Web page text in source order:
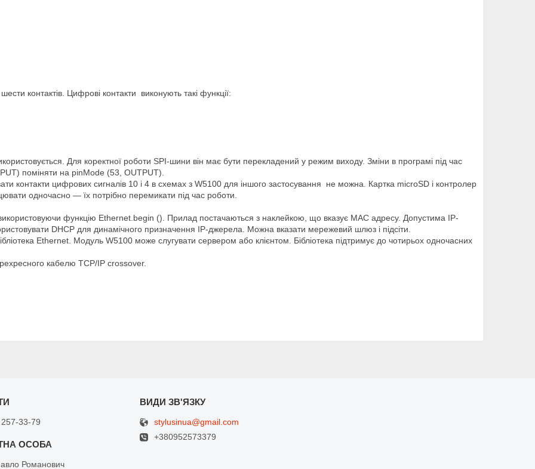
контактів. Цифрові контакти виконують такі функції:
Для коректної роботи SPI-шини він має бути перекладений у режим виходу. Зміни в програмі під час
поміняти на pinMode (53, OUTPUT).
контакти цифрових сигналів 10 і 4 в схемах з W5100 для іншого застосування не можна. Картка microSD і контролер
одночасно — їх потрібно перемикати під час роботи.
функцію Ethernet.begin (). Прилад постачаються з наклейкою, що вказує МАС адресу. Допустима IP-
DHCP для динамічного призначення IP-джерела. Можна вказати мережевий шлюз і підсіти.
Ethernet. Модуль W5100 може слугувати сервером або клієнтом. Бібліотека підтримує до чотирьох одночасних
кабелю TCP/IP crossover.
33-79
Романович
stylusinua@gmail.com
+380952573379